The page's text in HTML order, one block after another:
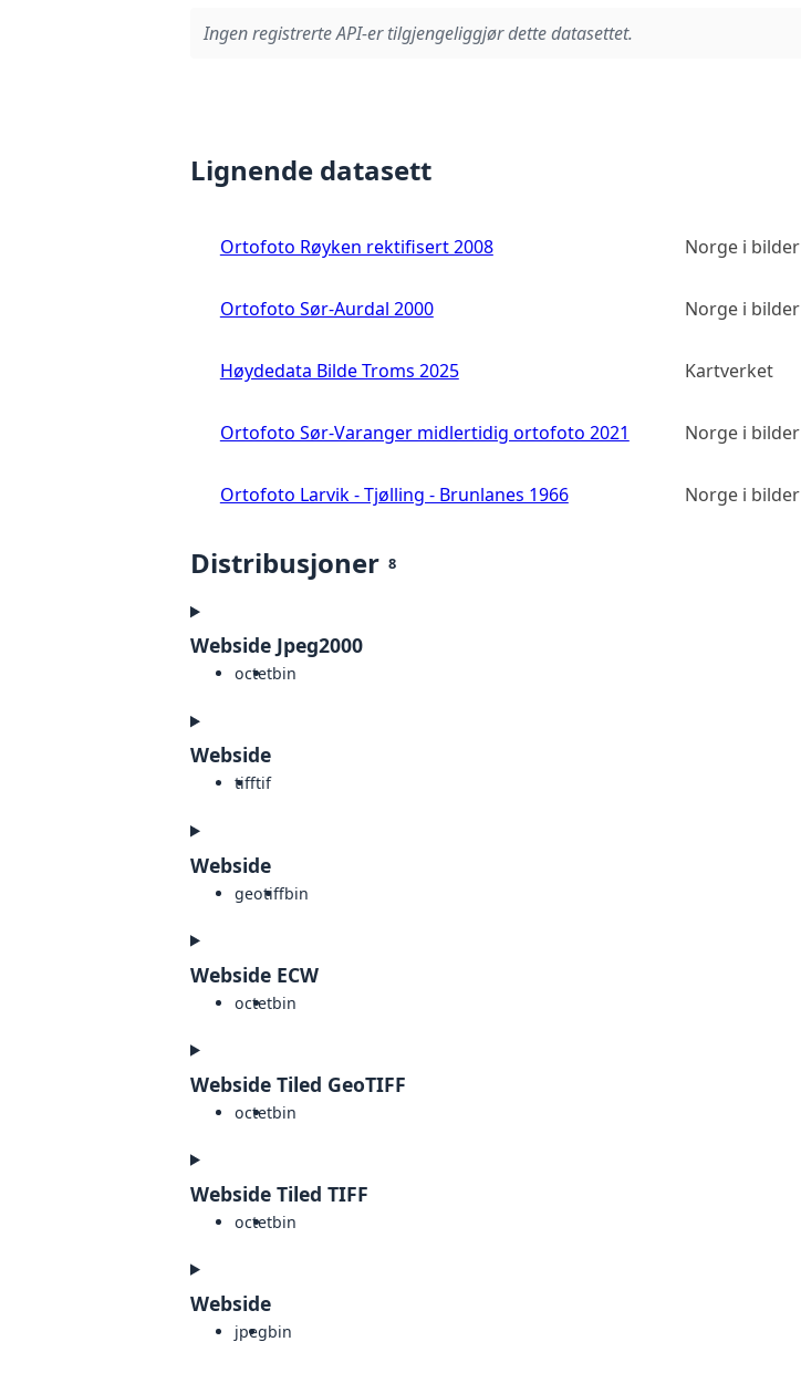
Ingen registrerte API-er tilgjengeliggjør dette datasettet.
Lignende datasett
Ortofoto Røyken rektifisert 2008 Norge i bilder
Ortofoto Sør-Aurdal 2000 Norge i bilder
Høydedata Bilde Troms 2025 Kartverket
Ortofoto Sør-Varanger midlertidig ortofoto 2021 Norge i bilder
Ortofoto Larvik - Tjølling - Brunlanes 1966 Norge i bilder
Distribusjoner 8
Webside Jpeg2000
octetbin
Webside
tifftif
Webside
geotiffbin
Webside ECW
octetbin
Webside Tiled GeoTIFF
octetbin
Webside Tiled TIFF
octetbin
Webside
jpegbin